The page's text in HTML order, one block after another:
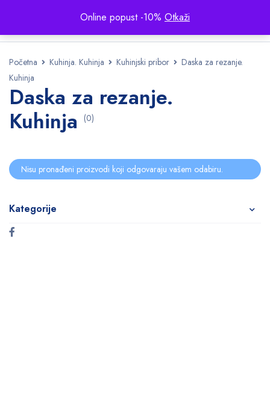
Online popust -10% Otkaži
Početna Kuhinja. Kuhinja Kuhinjski pribor
Daska za rezanje.
Kuhinja
Daska za rezanje.
Kuhinja (0)
Kategorije
Nisu pronađeni proizvodi koji odgovaraju vašem odabiru.